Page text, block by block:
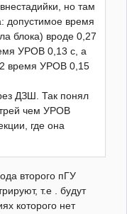
но там
допустимое время
блока) вроде 0,27
УРОВ 0,13 с, а
время УРОВ 0,15
ДЗШ. Так понял
чем УРОВ
где она
второго пГУ
т.е . будут
которого нет